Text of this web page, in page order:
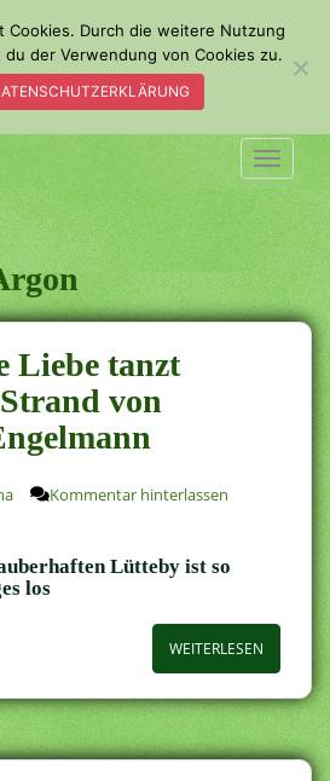
Liebe tanzt
von
Kommentar hinterlassen
Lütteby ist so
los
WEITERLESEN
Cookies. Durch die weitere Nutzung
der Verwendung von Cookies zu.